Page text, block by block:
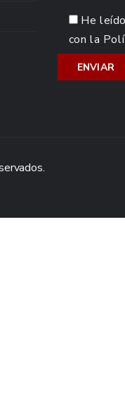
He
con la